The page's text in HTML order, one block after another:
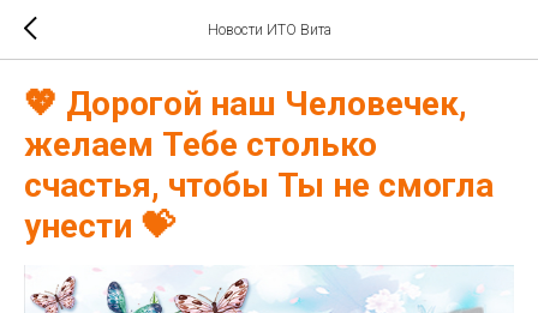
Новости ИТО Вита
💖 Дорогой наш Человечек,
желаем Тебе столько
счастья, чтобы Ты не смогла
унести 💝